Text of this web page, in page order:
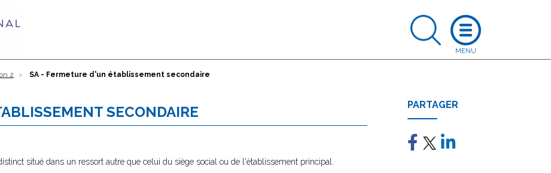
2 SA - Fermeture d'un établissement secondaire
SECONDAIRE
situé dans un ressort autre que celui du siège social ou de l'établissement principal.
PARTAGER